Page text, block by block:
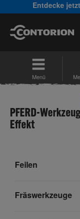
Entdecke
Menü
PFERD-
Effekt
Feilen
Fräswerkzeuge